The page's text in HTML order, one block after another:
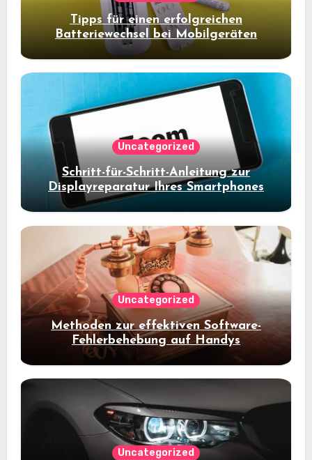
Tipps für einen erfolgreichen
Batteriewechsel bei Mobilgeräten
Uncategorized
Schritt-für-Schritt-Anleitung zur
Displayreparatur Ihres Smartphones
Uncategorized
Methoden zur effektiven Software-
Fehlerbehebung auf Handys
Uncategorized